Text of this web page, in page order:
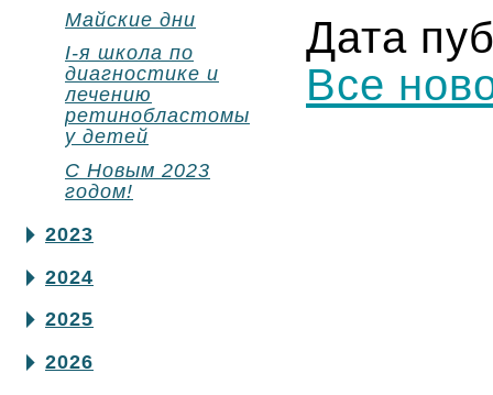
Майские дни
I-я школа по
диагностике и
лечению
ретинобластомы
у детей
С Новым 2023
годом!
2023
2024
2025
2026
Дата
Все